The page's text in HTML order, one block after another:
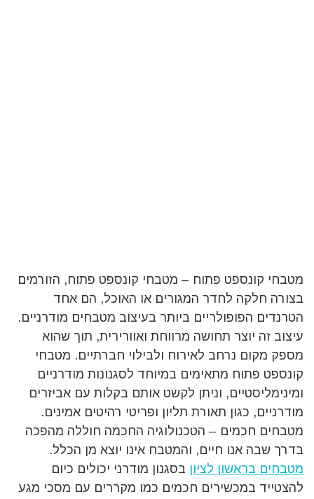
מטבחי קונספט פתוח – מטבחי קונספט פתוח, הזורמים
בצורה חלקה לחדר המגורים או האוכל, הם אחד
הטרנדים הפופולריים ביותר בעיצוב מטבחים מודרניים.
עיצוב זה יוצר תחושה מרווחת ואוורירית, תוך שהוא
מספק מקום נרחב לאירוח ולבילוי חברתיים. מטבחי
קונספט פתוח מתאימים במיוחד לסגנונות מודרניים
ומינימליסטיים, וניתן לקשט אותם בקלות עם אביזרים
מודרניים, כגון תאורת תליון ופריטי רהיטים אמינים.
מטבחים חכמים – הטכנולוגיה החכמה חוללה מהפכה
בדרך שבה אנו חיים, והמטבח אינו יוצא מן הכלל.
מטבחים בראשון לציון בסגנון מודרני יכולים כיום
להצטייד במכשירים חכמים כמו מקררים עם מסכי מגע